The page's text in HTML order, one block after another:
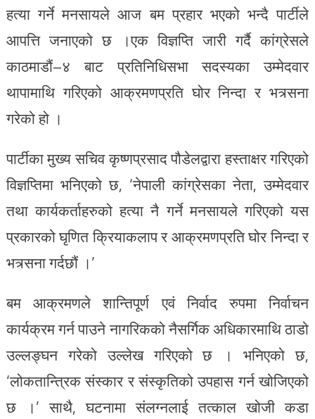
हत्या गर्ने मनसायले आज बम प्रहार भएको भन्दै पार्टीले
आपत्ति जनाएको छ ।एक विज्ञप्ति जारी गर्दै कांग्रेसले
काठमाडौं–४ बाट प्रतिनिधिसभा सदस्यका उम्मेदवार
थापामाथि गरिएको आक्रमणप्रति घोर निन्दा र भत्र्सना
गरेको हो ।
पार्टीका मुख्य सचिव कृष्णप्रसाद पौडेलद्वारा हस्ताक्षर गरिएको
विज्ञप्तिमा भनिएको छ, ‘नेपाली कांग्रेसका नेता, उम्मेदवार
तथा कार्यकर्ताहरुको हत्या नै गर्ने मनसायले गरिएको यस
प्रकारको घृणित क्रियाकलाप र आक्रमणप्रति घोर निन्दा र
भत्र्सना गर्दछौं ।’
बम आक्रमणले शान्तिपूर्ण एवं निर्वाद रुपमा निर्वाचन
कार्यक्रम गर्न पाउने नागरिकको नैसर्गिक अधिकारमाथि ठाडो
उल्लङ्घन गरेको उल्लेख गरिएको छ । भनिएको छ,
‘लोकतान्त्रिक संस्कार र संस्कृतिको उपहास गर्न खोजिएको
छ ।’ साथै, घटनामा संलग्नलाई तत्काल खोजी कडा